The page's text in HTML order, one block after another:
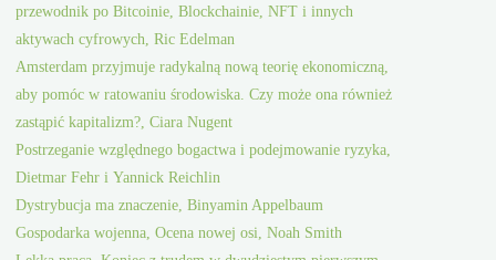
przewodnik po Bitcoinie, Blockchainie, NFT i innych
aktywach cyfrowych, Ric Edelman
Amsterdam przyjmuje radykalną nową teorię ekonomiczną,
aby pomóc w ratowaniu środowiska. Czy może ona również
zastąpić kapitalizm?, Ciara Nugent
Postrzeganie względnego bogactwa i podejmowanie ryzyka,
Dietmar Fehr i Yannick Reichlin
Dystrybucja ma znaczenie, Binyamin Appelbaum
Gospodarka wojenna, Ocena nowej osi, Noah Smith